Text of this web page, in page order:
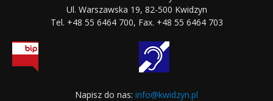
Ul. Warszawska 19, 82-500 Kwidzyn
Tel. +48 55 6464 700, Fax. +48 55 6464 703
Napisz do nas: info@kwidzyn.pl